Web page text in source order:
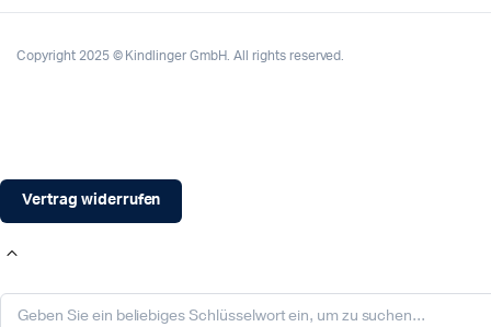
Copyright 2025 © Kindlinger GmbH. All rights reserved.
Vertrag widerrufen